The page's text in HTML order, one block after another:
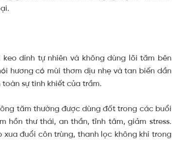
dính tự nhiên và không dùng lõi tăm bên
hương có mùi thơm dịu nhẹ và tan biến dần
sự tinh khiết của trầm.
tăm thường được dùng đốt trong các buổi
hồn thư thái, an thần, tĩnh tâm, giảm stress.
đuổi côn trùng, thanh lọc không khí trong